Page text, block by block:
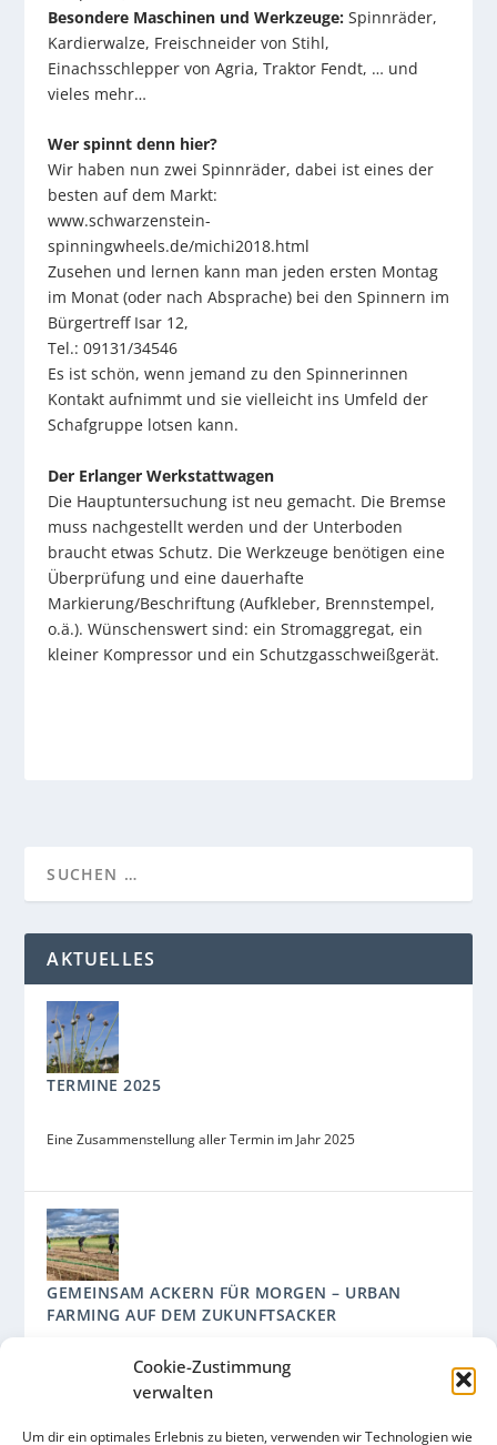
Cookie-Zustimmung
verwalten
Um dir ein optimales Erlebnis zu bieten, verwenden wir Technologien wie
Besondere Maschinen und Werkzeuge:Spinnräder,
Kardierwalze, Freischneider von Stihl,
Einachsschlepper von Agria, Traktor Fendt, … und
vieles mehr…
Wer spinnt denn hier?
Wir haben nun zwei Spinnräder, dabei ist eines der
besten auf dem Markt:
www.schwarzenstein-
spinningwheels.de/michi2018.html
Zusehen und lernen kann man jeden ersten Montag
im Monat (oder nach Absprache) bei den Spinnern im
Bürgertreff Isar 12,
Tel.: 09131/34546
Es ist schön, wenn jemand zu den Spinnerinnen
Kontakt aufnimmt und sie vielleicht ins Umfeld der
Schafgruppe lotsen kann.
Der Erlanger Werkstattwagen
Die Hauptuntersuchung ist neu gemacht. Die Bremse
muss nachgestellt werden und der Unterboden
braucht etwas Schutz. Die Werkzeuge benötigen eine
Überprüfung und eine dauerhafte
Markierung/Beschriftung (Aufkleber, Brennstempel,
o.ä.). Wünschenswert sind: ein Stromaggregat, ein
kleiner Kompressor und ein Schutzgasschweißgerät.
AKTUELLES
TERMINE 2025
Eine Zusammenstellung aller Termin im Jahr 2025
GEMEINSAM ACKERN FÜR MORGEN – URBAN
FARMING AUF DEM ZUKUNFTSACKER
Ein Kooperationsprojekt des Arche Bauernhofs und des
Umweltamts mit der Ackerpause, der Solawi und dem